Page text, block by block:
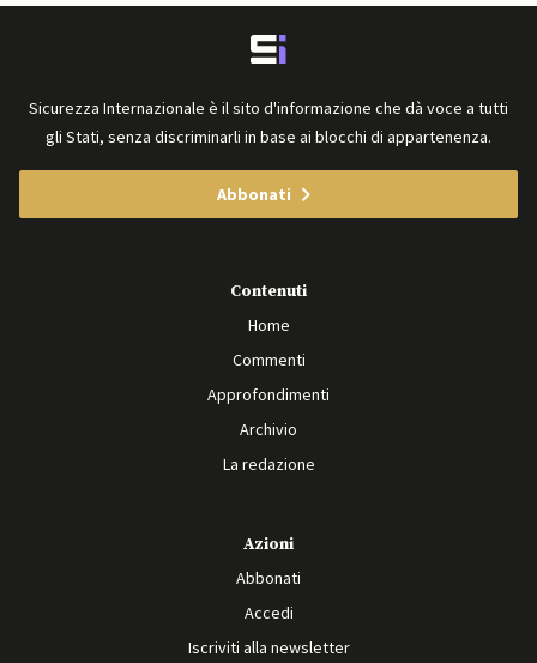
Sicurezza Internazionale è il sito d'informazione che dà voce a tutti
gli Stati, senza discriminarli in base ai blocchi di appartenenza.
Abbonati
Contenuti
Home
Commenti
Approfondimenti
Archivio
La redazione
Azioni
Abbonati
Accedi
Iscriviti alla newsletter